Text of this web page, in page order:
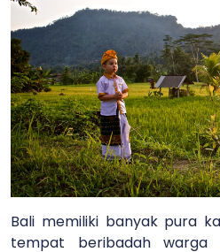
Bali memiliki banyak pura
tempat beribadah warga